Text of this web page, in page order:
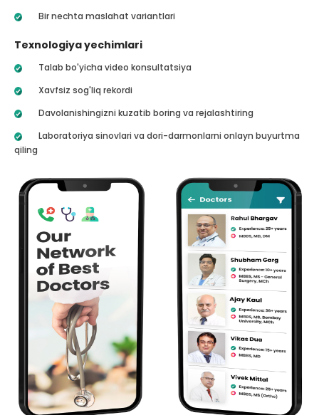
Bir nechta maslahat variantlari
Texnologiya yechimlari
Talab bo'yicha video konsultatsiya
Xavfsiz sog'liq rekordi
Davolanishingizni kuzatib boring va rejalashtiring
Laboratoriya sinovlari va dori-darmonlarni onlayn buyurtma
qiling